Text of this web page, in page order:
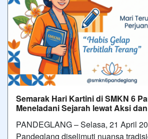
Semarak Hari Kartini di SMKN 6
Meneladani Sejarah lewat Aksi
PANDEGLANG – Selasa, 21 April
Pandeglang diselimuti nuansa